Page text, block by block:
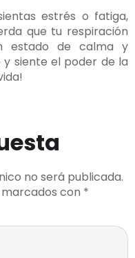
estrés o fatiga,
que tu respiración
estado de calma y
y siente el poder de la
no será publicada.
con *